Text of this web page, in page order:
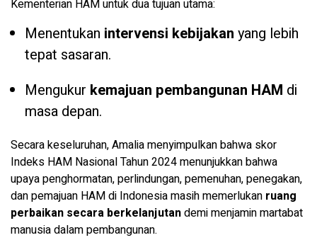
Kementerian HAM untuk dua tujuan utama:
​Menentukan intervensi kebijakan yang lebih
tepat sasaran.
​Mengukur kemajuan pembangunan HAM di
masa depan.
​Secara keseluruhan, Amalia menyimpulkan bahwa skor
Indeks HAM Nasional Tahun 2024 menunjukkan bahwa
upaya penghormatan, perlindungan, pemenuhan, penegakan,
dan pemajuan HAM di Indonesia masih memerlukan ruang
perbaikan secara berkelanjutandemi menjamin martabat
manusia dalam pembangunan.